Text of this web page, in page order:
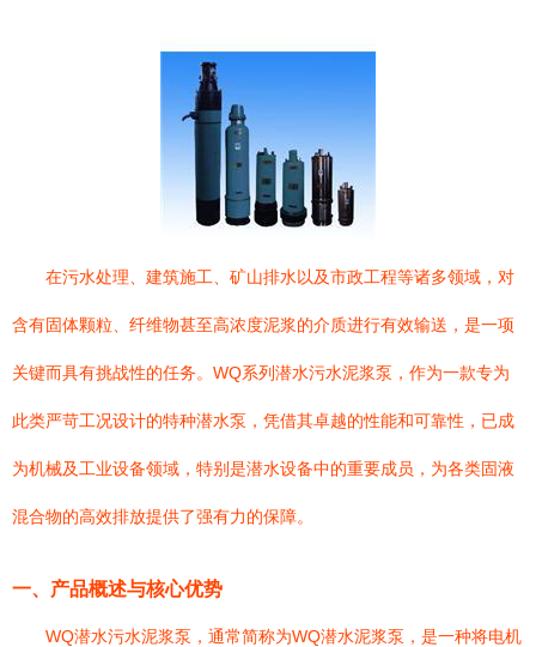
在污水处理、建筑施工、矿山排水以及市政工程等诸多领域，对
含有固体颗粒、纤维物甚至高浓度泥浆的介质进行有效输送，是一项
关键而具有挑战性的任务。WQ系列潜水污水泥浆泵，作为一款专为
此类严苛工况设计的特种潜水泵，凭借其卓越的性能和可靠性，已成
为机械及工业设备领域，特别是潜水设备中的重要成员，为各类固液
混合物的高效排放提供了强有力的保障。
一、产品概述与核心优势
WQ潜水污水泥浆泵，通常简称为WQ潜水泥浆泵，是一种将电机